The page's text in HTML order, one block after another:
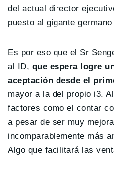
del actual director
puesto al gigante
Es por eso que el Sr
al ID, que espera logre
aceptación desde el
mayor a la del propio i3.
factores como el contar
a pesar de ser muy
incomparablemente más
Algo que facilitará las